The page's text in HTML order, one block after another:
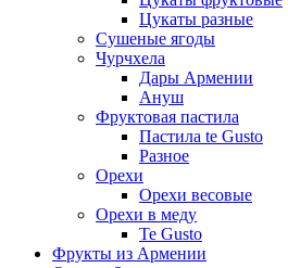
Цукаты разные
Сушеные ягоды
Чурчхела
Дары Армении
Ануш
Фруктовая пастила
Пастила te Gusto
Разное
Орехи
Орехи весовые
Орехи в меду
Te Gusto
Фрукты из Армении